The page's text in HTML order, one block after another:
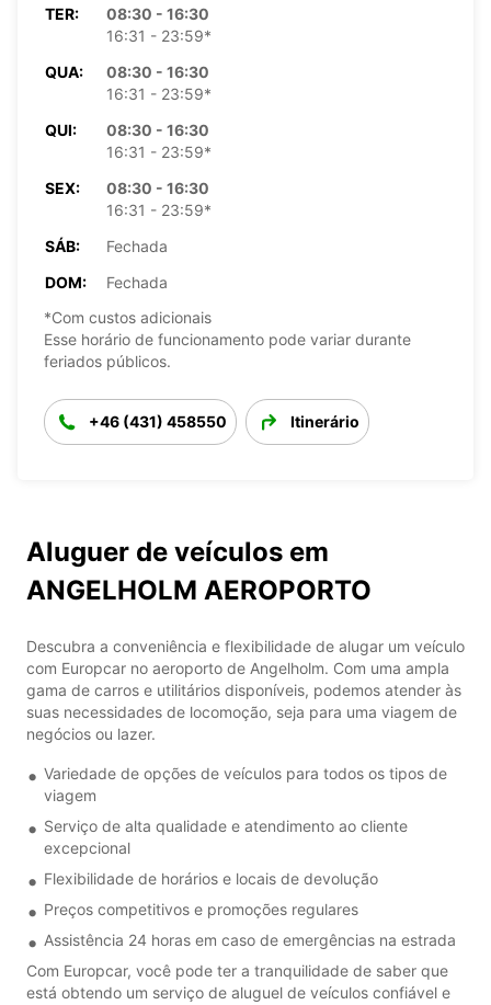
TER:
08:30 - 16:30
16:31 - 23:59*
QUA:
08:30 - 16:30
16:31 - 23:59*
QUI:
08:30 - 16:30
16:31 - 23:59*
SEX:
08:30 - 16:30
16:31 - 23:59*
SÁB:
Fechada
DOM:
Fechada
*Com custos adicionais
Esse horário de funcionamento pode variar durante
feriados públicos.
+46 (431) 458550 Itinerário
Aluguer de veículos em
ANGELHOLM AEROPORTO
Descubra a conveniência e flexibilidade de alugar um veículo
com Europcar no aeroporto de Angelholm. Com uma ampla
gama de carros e utilitários disponíveis, podemos atender às
suas necessidades de locomoção, seja para uma viagem de
negócios ou lazer.
Variedade de opções de veículos para todos os tipos de
viagem
Serviço de alta qualidade e atendimento ao cliente
excepcional
Flexibilidade de horários e locais de devolução
Preços competitivos e promoções regulares
Assistência 24 horas em caso de emergências na estrada
Com Europcar, você pode ter a tranquilidade de saber que
está obtendo um serviço de aluguel de veículos confiável e